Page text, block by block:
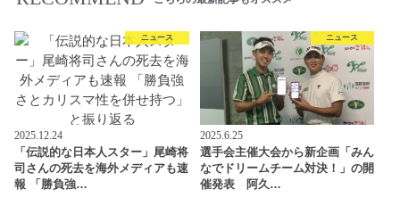
ニュース
2025.12.24
「伝説的な日本人スター」尾崎将
司さんの死去を海外メディアも速
報 「勝負強…
ニュース
2025.6.25
選手会主催大会から新企画「みん
なでドリームチーム対決！」の開
催発表 阿久…